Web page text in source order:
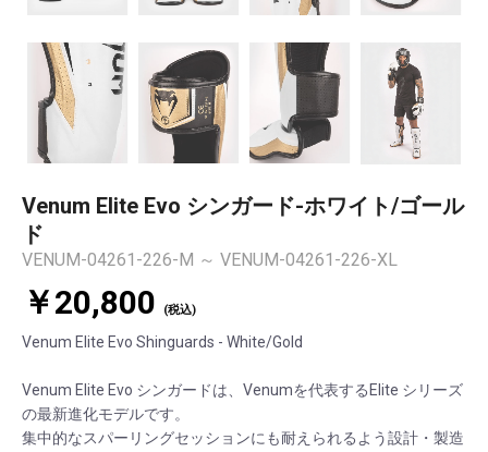
Venum Elite Evo シンガード-ホワイト/ゴール
ド
VENUM-04261-226-M ～ VENUM-04261-226-XL
￥20,800 (税込)
Venum Elite Evo Shinguards - White/Gold
Venum Elite Evo シンガードは、Venumを代表するElite シリーズ
の最新進化モデルです。
集中的なスパーリングセッションにも耐えられるよう設計・製造